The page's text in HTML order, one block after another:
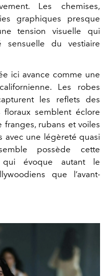
Les chemises,
graphiques presque
tension visuelle qui
sensuelle du vestiaire
ici avance comme une
Les robes
les reflets des
floraux semblent éclore
franges, rubans et voiles
avec une légèreté quasi
possède cette
qui évoque autant le
que l’avant-